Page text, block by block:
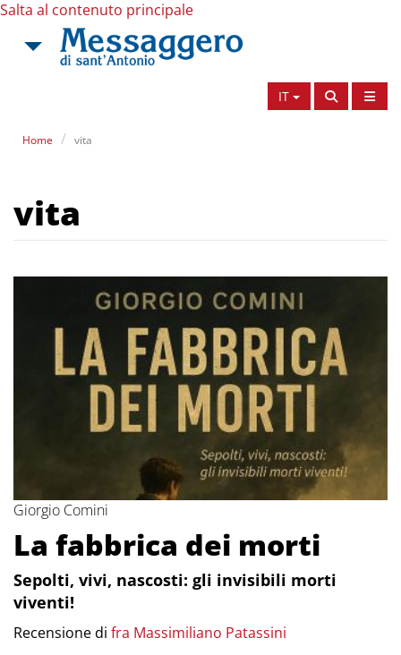
Salta al contenuto principale
IT
Home vita
vita
Giorgio Comini
La fabbrica dei morti
Sepolti, vivi, nascosti: gli invisibili morti
viventi!
Recensione di fra Massimiliano Patassini